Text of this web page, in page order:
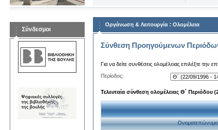
Σύνδεσμοι
Οργάνωση & Λειτουργία : Ολομέλεια
Σύνθεση Προηγούμενων
Για να δείτε συνθέσεις ολομέλειας επιλέξτε την
Περίοδος:
Τελευταία σύνθεση ολομέλειας Θ΄ Περιόδου
Ονοματεπώνυμο